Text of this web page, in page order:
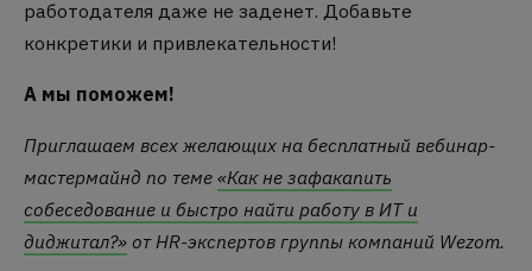
работодателя даже не заденет. Добавьте
конкретики и привлекательности!
А мы поможем!
Приглашаем всех желающих на бесплатный вебинар-
мастермайнд по теме «Как не зафакапить
собеседование и быстро найти работу в ИТ и
диджитал?» от HR-экспертов группы компаний Wezom.